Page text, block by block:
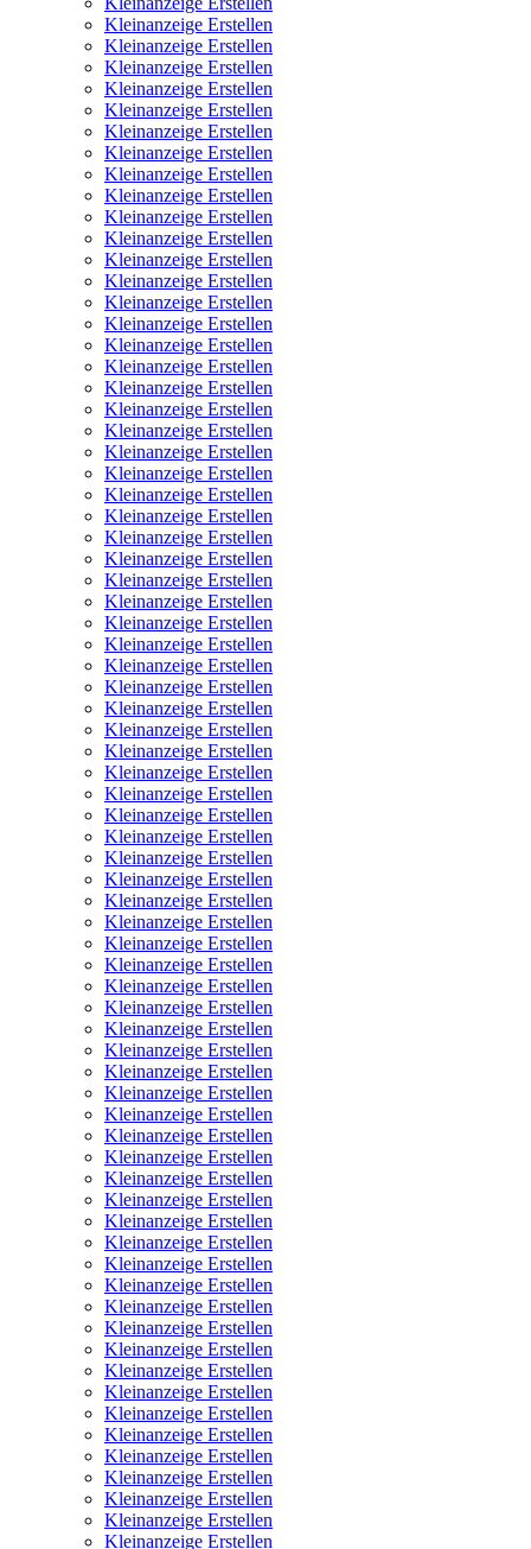
Kleinanzeige Erstellen
Kleinanzeige Erstellen
Kleinanzeige Erstellen
Kleinanzeige Erstellen
Kleinanzeige Erstellen
Kleinanzeige Erstellen
Kleinanzeige Erstellen
Kleinanzeige Erstellen
Kleinanzeige Erstellen
Kleinanzeige Erstellen
Kleinanzeige Erstellen
Kleinanzeige Erstellen
Kleinanzeige Erstellen
Kleinanzeige Erstellen
Kleinanzeige Erstellen
Kleinanzeige Erstellen
Kleinanzeige Erstellen
Kleinanzeige Erstellen
Kleinanzeige Erstellen
Kleinanzeige Erstellen
Kleinanzeige Erstellen
Kleinanzeige Erstellen
Kleinanzeige Erstellen
Kleinanzeige Erstellen
Kleinanzeige Erstellen
Kleinanzeige Erstellen
Kleinanzeige Erstellen
Kleinanzeige Erstellen
Kleinanzeige Erstellen
Kleinanzeige Erstellen
Kleinanzeige Erstellen
Kleinanzeige Erstellen
Kleinanzeige Erstellen
Kleinanzeige Erstellen
Kleinanzeige Erstellen
Kleinanzeige Erstellen
Kleinanzeige Erstellen
Kleinanzeige Erstellen
Kleinanzeige Erstellen
Kleinanzeige Erstellen
Kleinanzeige Erstellen
Kleinanzeige Erstellen
Kleinanzeige Erstellen
Kleinanzeige Erstellen
Kleinanzeige Erstellen
Kleinanzeige Erstellen
Kleinanzeige Erstellen
Kleinanzeige Erstellen
Kleinanzeige Erstellen
Kleinanzeige Erstellen
Kleinanzeige Erstellen
Kleinanzeige Erstellen
Kleinanzeige Erstellen
Kleinanzeige Erstellen
Kleinanzeige Erstellen
Kleinanzeige Erstellen
Kleinanzeige Erstellen
Kleinanzeige Erstellen
Kleinanzeige Erstellen
Kleinanzeige Erstellen
Kleinanzeige Erstellen
Kleinanzeige Erstellen
Kleinanzeige Erstellen
Kleinanzeige Erstellen
Kleinanzeige Erstellen
Kleinanzeige Erstellen
Kleinanzeige Erstellen
Kleinanzeige Erstellen
Kleinanzeige Erstellen
Kleinanzeige Erstellen
Kleinanzeige Erstellen
Kleinanzeige Erstellen